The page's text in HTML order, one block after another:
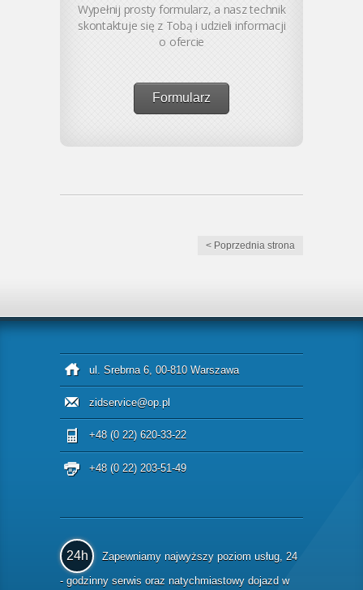
Wypełnij prosty formularz, a nasz technik
skontaktuje się z Tobą i udzieli informacji
o ofercie
Formularz
< Poprzednia strona
ul. Srebrna 6, 00-810 Warszawa
zidservice@op.pl
+48 (0 22) 620-33-22
+48 (0 22) 203-51-49
24h
Zapewniamy najwyższy poziom usług, 24
- godzinny serwis oraz natychmiastowy dojazd w